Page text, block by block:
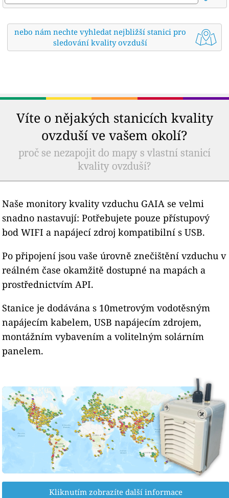
nebo nám nechte vyhledat nejbližší stanici pro
sledování kvality ovzduší
Víte o nějakých stanicích kvality
ovzduší ve vašem okolí?
proč se nezapojit do mapy s vlastní stanicí
kvality ovzduší?
Naše monitory kvality vzduchu GAIA se velmi
snadno nastavují: Potřebujete pouze přístupový
bod WIFI a napájecí zdroj kompatibilní s USB.
Po připojení jsou vaše úrovně znečištění vzduchu v
reálném čase okamžitě dostupné na mapách a
prostřednictvím API.
Stanice je dodávána s 10metrovým vodotěsným
napájecím kabelem, USB napájecím zdrojem,
montážním vybavením a volitelným solárním
panelem.
Kliknutím zobrazíte další informace